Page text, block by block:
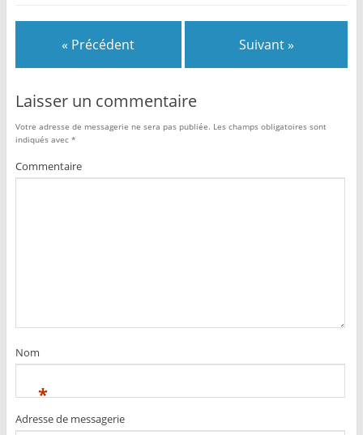
« Précédent Suivant »
Laisser un commentaire
Votre adresse de messagerie ne sera pas publiée. Les champs obligatoires sont
indiqués avec *
Commentaire
Nom
*
Adresse de messagerie